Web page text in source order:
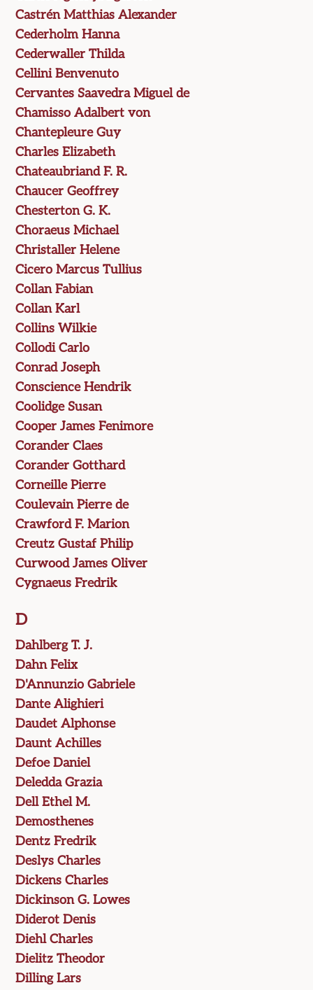
Castrén Matthias Alexander
Cederholm Hanna
Cederwaller Thilda
Cellini Benvenuto
Cervantes Saavedra Miguel de
Chamisso Adalbert von
Chantepleure Guy
Charles Elizabeth
Chateaubriand F. R.
Chaucer Geoffrey
Chesterton G. K.
Choraeus Michael
Christaller Helene
Cicero Marcus Tullius
Collan Fabian
Collan Karl
Collins Wilkie
Collodi Carlo
Conrad Joseph
Conscience Hendrik
Coolidge Susan
Cooper James Fenimore
Corander Claes
Corander Gotthard
Corneille Pierre
Coulevain Pierre de
Crawford F. Marion
Creutz Gustaf Philip
Curwood James Oliver
Cygnaeus Fredrik
D
Dahlberg T. J.
Dahn Felix
D'Annunzio Gabriele
Dante Alighieri
Daudet Alphonse
Daunt Achilles
Defoe Daniel
Deledda Grazia
Dell Ethel M.
Demosthenes
Dentz Fredrik
Deslys Charles
Dickens Charles
Dickinson G. Lowes
Diderot Denis
Diehl Charles
Dielitz Theodor
Dilling Lars